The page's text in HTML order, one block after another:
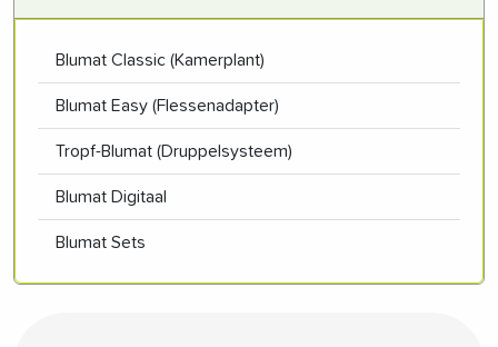
Blumat Classic (Kamerplant)
Blumat Easy (Flessenadapter)
Tropf-Blumat (Druppelsysteem)
Blumat Digitaal
Blumat Sets